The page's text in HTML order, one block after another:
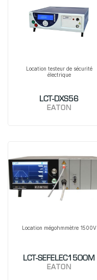
Location testeur de sécurité
électrique
LCT-DXS56
EATON
Location mégohmmètre 1500V
LCT-SEFELEC1500M
EATON